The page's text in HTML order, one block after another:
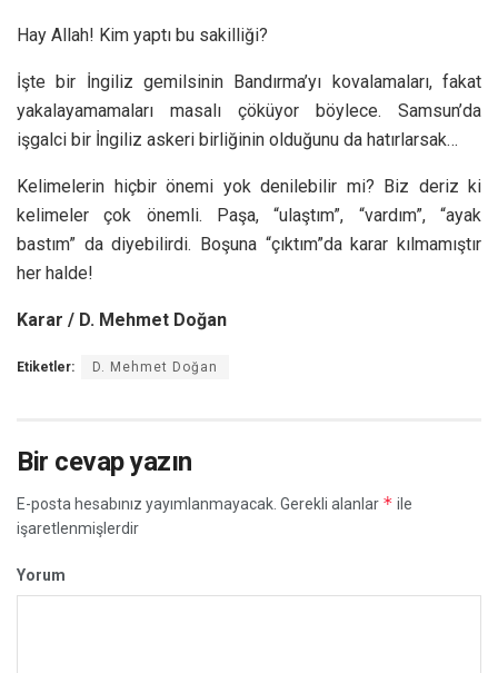
Hay Allah! Kim yaptı bu sakilliği?
İşte bir İngiliz gemilsinin Bandırma’yı kovalamaları, fakat
yakalayamamaları masalı çöküyor böylece. Samsun’da
işgalci bir İngiliz askeri birliğinin olduğunu da hatırlarsak…
Kelimelerin hiçbir önemi yok denilebilir mi? Biz deriz ki
kelimeler çok önemli. Paşa, “ulaştım”, “vardım”, “ayak
bastım” da diyebilirdi. Boşuna “çıktım”da karar kılmamıştır
her halde!
Karar / D. Mehmet Doğan
Etiketler: D. Mehmet Doğan
Bir cevap yazın
E-posta hesabınız yayımlanmayacak. Gerekli alanlar * ile
işaretlenmişlerdir
Yorum